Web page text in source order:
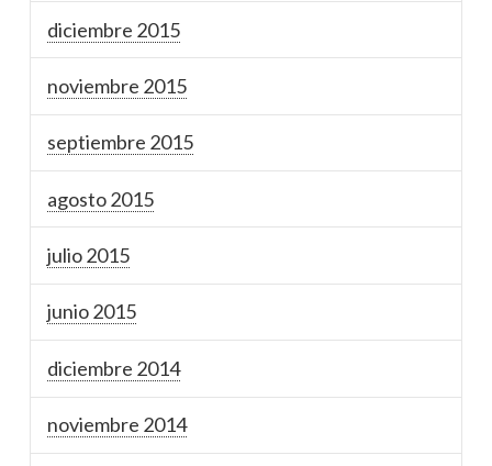
diciembre 2015
noviembre 2015
septiembre 2015
agosto 2015
julio 2015
junio 2015
diciembre 2014
noviembre 2014